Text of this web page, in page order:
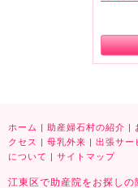
ホーム | 助産婦石村の紹介 |
クセス
| 母乳外来 | 出張サー
について | サイトマップ
江東区で助産院をお探し